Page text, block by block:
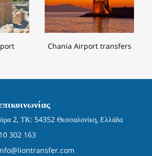
Chania Airport transfers
2, ΤΚ: 54352 Θεσσαλονίκη, Ελλάδα
302 163